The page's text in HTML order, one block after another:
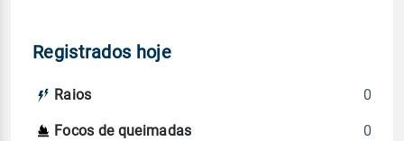
Registrados hoje
Raios 0
Focos de queimadas 0